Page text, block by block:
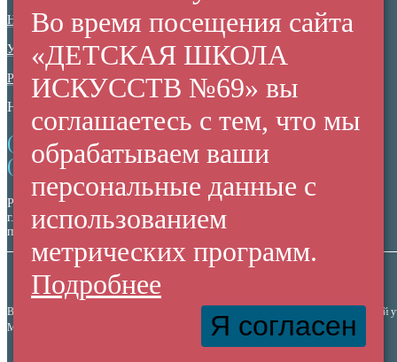
Нормативные документы
Ученикам
Родителям
НЕЗАВИСИМАЯ ОЦЕНКА КАЧЕСТВА
(+7 38 42) 53 67 22
(+7 38 42) 53 99 90
Россия,
г. Кемерово,
пр. Ленина, 137/2
Все права защищены. Использование материалов сайта согласуется с администрацией
МАУДО "Детская Школа Искусств №69" © 2010-2026
Купить билет
Во время посещения сайта
«ДЕТСКАЯ ШКОЛА
ИСКУССТВ №69» вы
соглашаетесь с тем, что мы
обрабатываем ваши
персональные данные с
использованием
метрических программ.
Подробнее
Я согласен